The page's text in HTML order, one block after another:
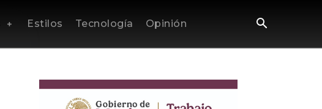
Estilos Tecnología Opinión